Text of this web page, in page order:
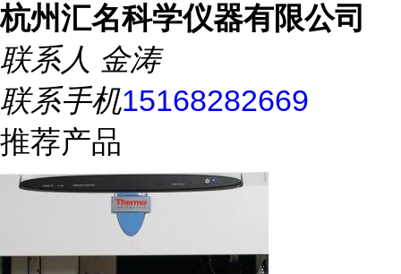
杭州汇名科学仪器有限公司
联系人 金涛
联系手机15168282669
推荐产品